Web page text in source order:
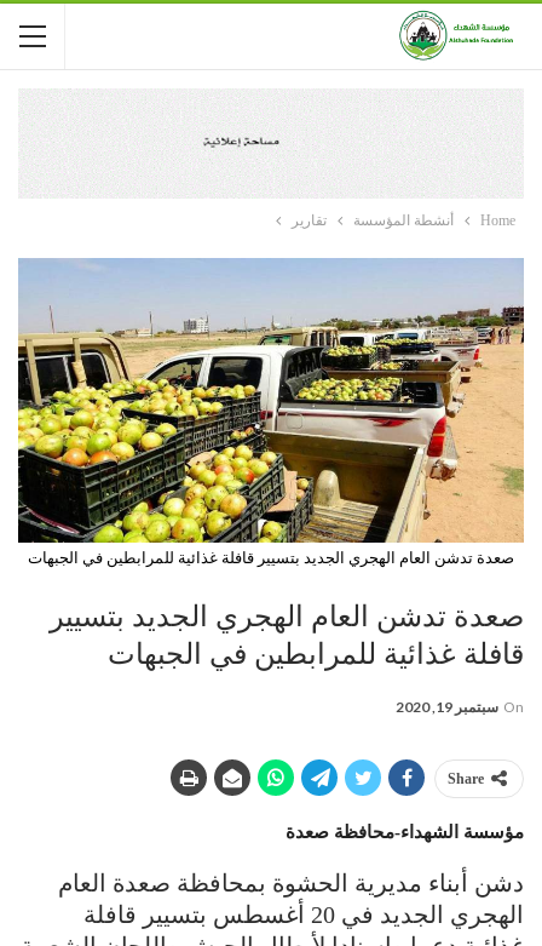
Home أنشطة المؤسسة تقارير
صعدة تدشن العام الهجري الجديد بتسيير قافلة غذائية للمرابطين في الجبهات
صعدة تدشن العام الهجري الجديد بتسيير
قافلة غذائية للمرابطين في الجبهات
On سبتمبر 19, 2020
Share
مؤسسة الشهداء-محافظة صعدة
دشن أبناء مديرية الحشوة بمحافظة صعدة العام
الهجري الجديد في 20 أغسطس بتسيير قافلة